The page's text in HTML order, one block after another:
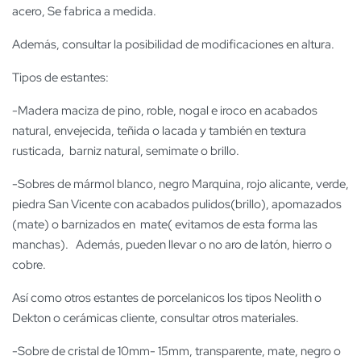
acero, Se fabrica a medida.
Además, consultar la posibilidad de modificaciones en altura.
Tipos de estantes:
-Madera maciza de pino, roble, nogal e iroco en acabados
natural, envejecida, teñida o lacada y también en textura
rusticada, barniz natural, semimate o brillo.
-Sobres de mármol blanco, negro Marquina, rojo alicante, verde,
piedra San Vicente con acabados pulidos(brillo), apomazados
(mate) o barnizados en mate( evitamos de esta forma las
manchas). Además, pueden llevar o no aro de latón, hierro o
cobre.
Así como otros estantes de porcelanicos los tipos Neolith o
Dekton o cerámicas cliente, consultar otros materiales.
-Sobre de cristal de 10mm- 15mm, transparente, mate, negro o